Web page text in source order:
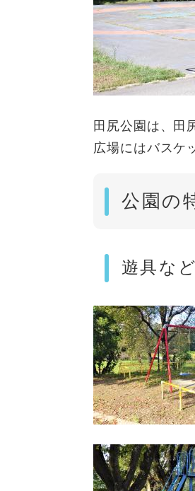
田尻公園は、田
広場にはバスケ
公園の
遊具など